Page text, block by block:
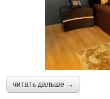
читать дальше →